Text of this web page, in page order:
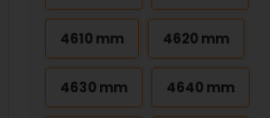
4610 mm 4620 mm
4630 mm 4640 mm